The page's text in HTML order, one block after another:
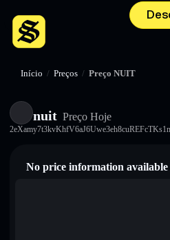
Início / Preços / Preço NUIT
nuit Preço Hoje
No price information available